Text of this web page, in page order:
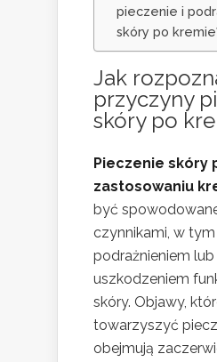
pieczenie i
skóry po
Jak
przyczyny
skóry po
Pieczenie skóry
zastosowaniu
być
czynnikami, w tym
podrażnieniem lub
uszkodzeniem
skóry. Objawy,
towarzyszyć
obejmują